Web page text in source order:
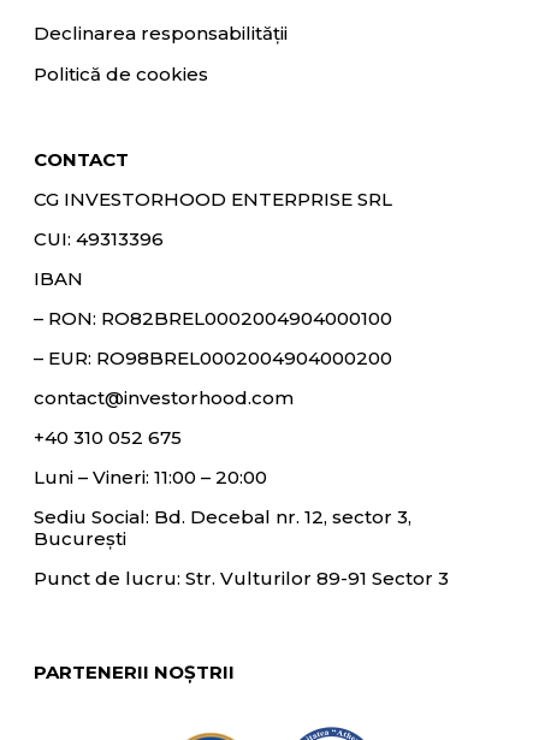
Declinarea responsabilității
Politică de cookies
CONTACT
CG INVESTORHOOD ENTERPRISE SRL
CUI: 49313396
IBAN
– RON: RO82BREL0002004904000100
– EUR: RO98BREL0002004904000200
contact@investorhood.com
+40 310 052 675
Luni – Vineri: 11:00 – 20:00
Sediu Social: Bd. Decebal nr. 12, sector 3,
București
Punct de lucru: Str. Vulturilor 89-91 Sector 3
PARTENERII NOȘTRII